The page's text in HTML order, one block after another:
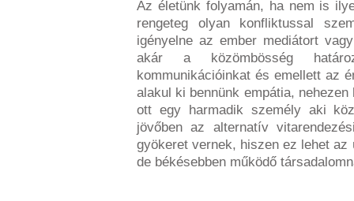
Az életünk folyamán, ha nem is
rengeteg olyan konfliktussal
igényelne az ember mediátort
akár a közömbösség
kommunikációinkat és emellett az
alakul ki bennünk empátia,
ott egy harmadik személy aki
jövőben az alternatív
gyökeret vernek, hiszen ez lehet
de békésebben működő